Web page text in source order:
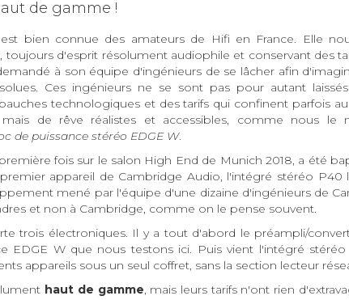
de gamme !
bien connue des amateurs de Hifi en France. Elle
d'esprit résolument audiophile et conservant des
à son équipe d'ingénieurs de se lâcher afin
Ces ingénieurs ne se sont pas pour autant
technologiques et des tarifs qui confinent parfois
de rêve réalistes et accessibles, comme nous le
de puissance stéréo EDGE W.
fois sur le salon High End de Munich 2018, a été
appareil de Cambridge Audio, l'intégré stéréo P40
mené par l'équipe d'une dizaine d'ingénieurs de
et non à Cambridge, comme on le pense souvent.
trois électroniques. Il y a tout d'abord le préampli/
EDGE W que nous testons ici. Puis vient l'intégré
appareils sous un seul coffret, sans la section lecteur
haut de gamme, mais leurs tarifs n'ont rien